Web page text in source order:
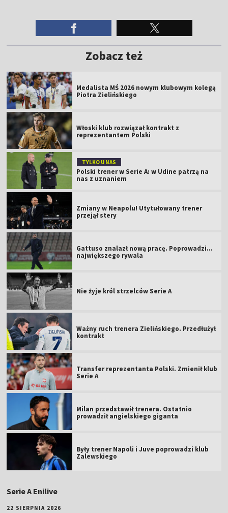
Zobacz też
Medalista MŚ 2026 nowym klubowym kolegą
Piotra Zielińskiego
Włoski klub rozwiązał kontrakt z
reprezentantem Polski
TYLKO U NAS
Polski trener w Serie A: w Udine patrzą na
nas z uznaniem
Zmiany w Neapolu! Utytułowany trener
przejął stery
Gattuso znalazł nową pracę. Poprowadzi...
największego rywala
Nie żyje król strzelców Serie A
Ważny ruch trenera Zielińskiego. Przedłużył
kontrakt
Transfer reprezentanta Polski. Zmienił klub
Serie A
Milan przedstawił trenera. Ostatnio
prowadził angielskiego giganta
Były trener Napoli i Juve poprowadzi klub
Zalewskiego
Serie A Enilive
22 SIERPNIA 2026